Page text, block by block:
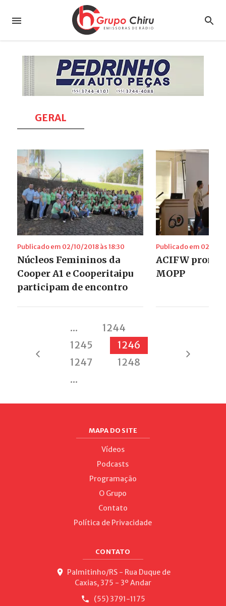
GERAL
Publicado em 02/10/2018 às 18:30
Núcleos Femininos da
Cooper A1 e Cooperitaipu
participam de encontro
Publicado em 02/10/
ACIFW
MOPP
...
1244
1245
1246
1247
1248
...
MAPA DO SITE
Vídeos
Podcasts
Programação
O Grupo
Contato
Política de Privacidade
CONTATO
Palmitinho/RS - Rua Duque de
Caxias, 375 - 3º Andar
(55) 3791-1175